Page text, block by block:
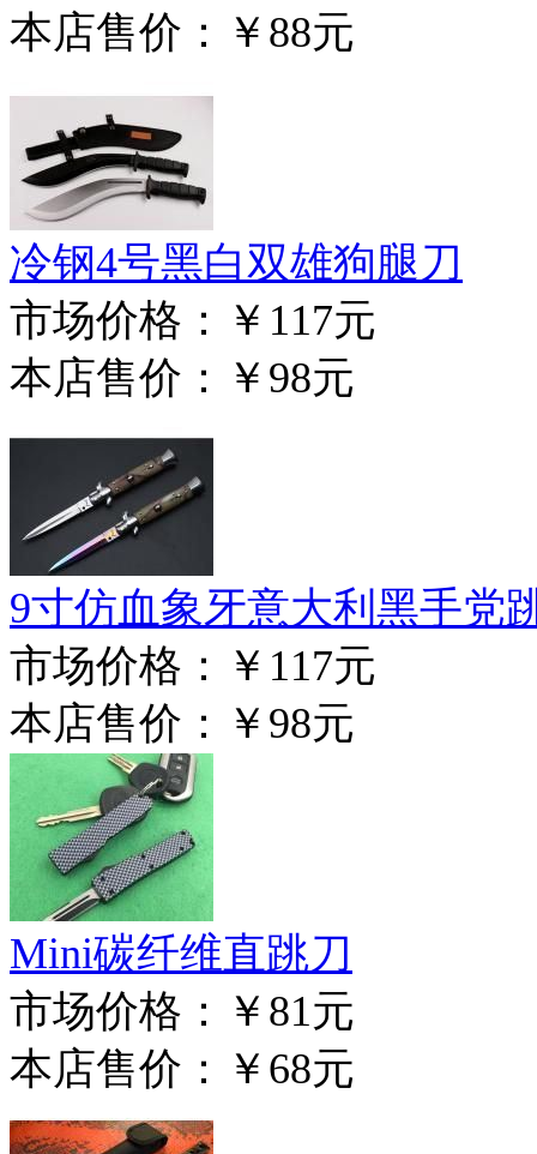
本店售价： ￥88元
冷钢4号黑白双雄狗腿刀
市场价格： ￥117元
本店售价： ￥98元
9寸仿血象牙意大利黑手党
市场价格： ￥117元
本店售价： ￥98元
Mini碳纤维直跳刀
市场价格： ￥81元
本店售价： ￥68元